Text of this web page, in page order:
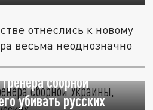
отнеслись к новому
весьма неоднозначно
сборной
убивать русских